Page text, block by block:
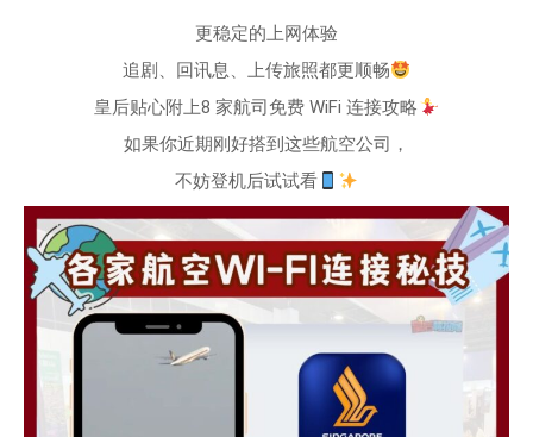
更稳定的上网体验
追剧、回讯息、上传旅照都更顺畅
皇后贴心附上8 家航司免费 WiFi 连接攻略
如果你近期刚好搭到这些航空公司，
不妨登机后试试看